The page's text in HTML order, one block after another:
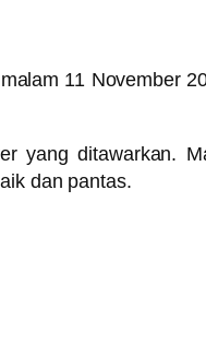
11 November
yang ditawarkan.
dan pantas.